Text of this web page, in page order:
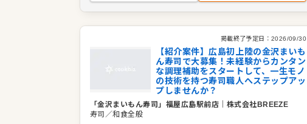
掲載終了予定日： 2026/09/30
【紹介案件】広島初上陸の金沢まいも
ん寿司で大募集！未経験からカンタン
な調理補助をスタートして、一生モノ
の技術を持つ寿司職人へステップアッ
プしませんか？
「金沢まいもん寿司」福屋広島駅前店
株式会社BREEZE
寿司／和食全般